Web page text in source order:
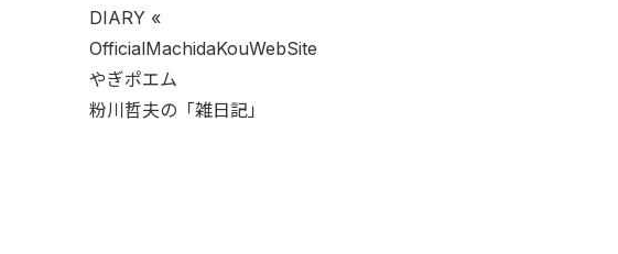
DIARY «
OfficialMachidaKouWebSite
やぎポエム
粉川哲夫の「雑日記」